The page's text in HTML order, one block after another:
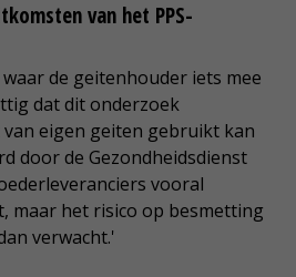
van het PPS-
de geitenhouder iets mee
dat dit onderzoek
eigen geiten gebruikt kan
door de Gezondheidsdienst
vooral
maar het risico op besmetting
verwacht.'